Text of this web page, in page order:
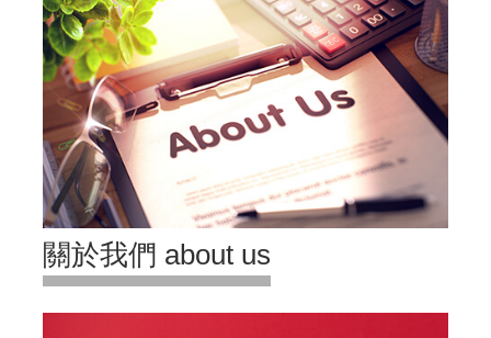
關於我們 about us